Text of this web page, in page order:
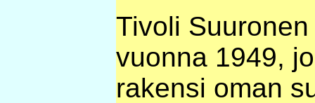
Tivoli
vuonna 1949,
rakensi oman